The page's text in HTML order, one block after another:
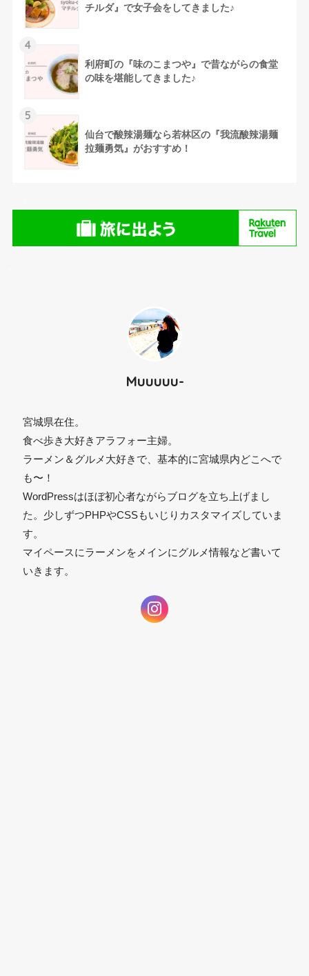
チルダ』で女子会をしてきました♪
4
利府町の『味のこまつや』で昔ながらの食堂
の味を堪能してきました♪
5
仙台で酸辣湯麺なら若林区の『我流酸辣湯麺
拉麺勇気』がおすすめ！
Muuuuu-
宮城県在住。
食べ歩き大好きアラフォー主婦。
ラーメン＆グルメ大好きで、基本的に宮城県内どこへで
も〜！
WordPressはほぼ初心者ながらブログを立ち上げまし
た。少しずつPHPやCSSもいじりカスタマイズしていま
す。
マイペースにラーメンをメインにグルメ情報など書いて
いきます。